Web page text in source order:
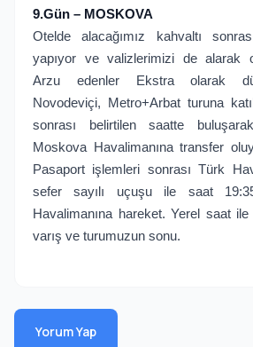
9.Gün – MOSKOVA
Otelde alacağımız kahvaltı
yapıyor ve valizlerimizi de alarak
Arzu edenler Ekstra olarak
Novodeviçi, Metro+Arbat turuna
sonrası belirtilen saatte
Moskova Havalimanına transfer
Pasaport işlemleri sonrası Türk
sefer sayılı uçuşu ile saat
Havalimanına hareket. Yerel saat ile
varış ve turumuzun sonu.
Yorum Yap